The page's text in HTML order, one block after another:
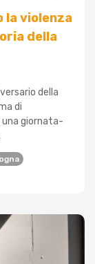
violenza
della
della
di
una giornata-